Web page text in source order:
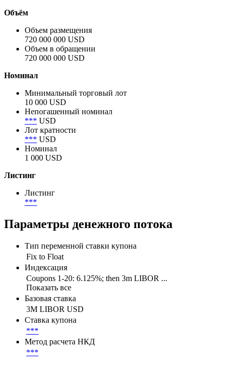
Объём
Объем размещения
720 000 000 USD
Объем в обращении
720 000 000 USD
Номинал
Минимальный торговый лот
10 000 USD
Непогашенный номинал
*** USD
Лот кратности
*** USD
Номинал
1 000 USD
Листинг
Листинг
***
Параметры денежного потока
Тип переменной ставки купона
Fix to Float
Индексация
Coupons 1-20: 6.125%; then 3m LIBOR ...
Показать все
Базовая ставка
3M LIBOR USD
Ставка купона
***
Метод расчета НКД
***